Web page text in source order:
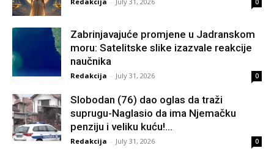
Zabrinjavajuće promjene u Jadranskom
moru: Satelitske slike izazvale reakcije
naučnika
Redakcija - July 31, 2026 0
Slobodan (76) dao oglas da traži
suprugu-Naglasio da ima Njemačku
penziju i veliku kuću!...
Redakcija - July 31, 2026 0